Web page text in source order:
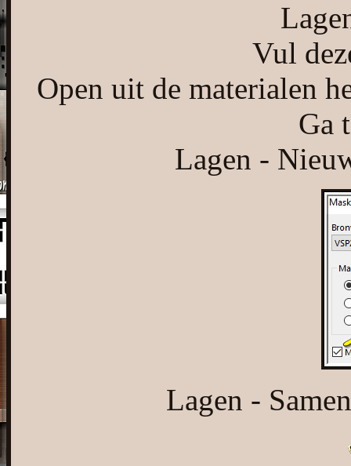
Vul
Open uit de materialen
Ga
Lagen -
Lagen -